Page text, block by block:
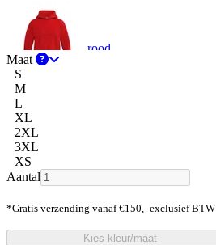
rood
smaragd
Maat
S
M
L
XL
2XL
3XL
XS
Aantal
*Gratis verzending vanaf €150,- exclusief BTW
Kies kleur/maat